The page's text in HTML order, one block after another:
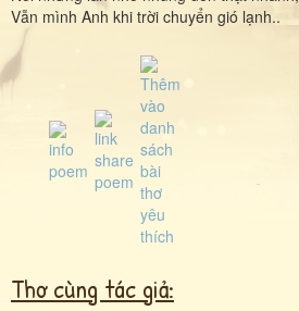
Vẫn mình Anh khi trời chuyển gió lạnh..
Thơ cùng tác giả: